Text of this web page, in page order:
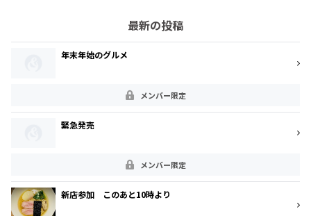
最新の投稿
年末年始のグルメ
メンバー限定
緊急発売
メンバー限定
新店参加 このあと10時より